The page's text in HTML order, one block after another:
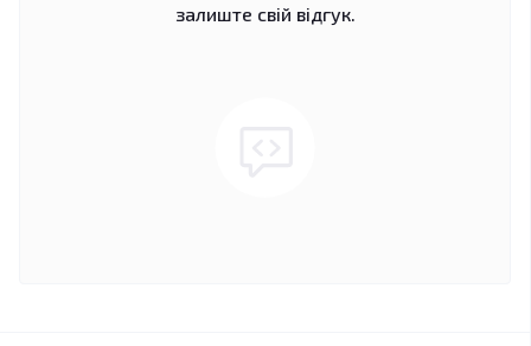
залиште свій відгук.